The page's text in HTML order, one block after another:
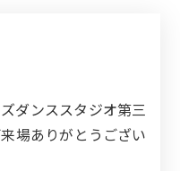
ダンススタジオ第三
場ありがとうござい